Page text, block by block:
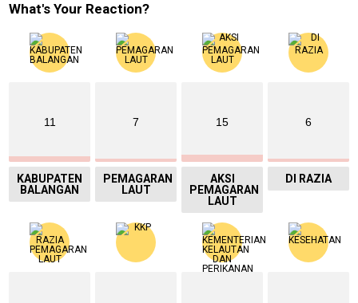
What's Your Reaction?
11
KABUPATEN
BALANGAN
7
PEMAGARAN
LAUT
15
AKSI
PEMAGARAN
LAUT
6
DI RAZIA